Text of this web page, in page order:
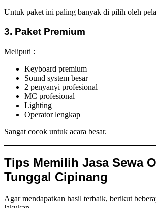
Untuk paket ini paling banyak di pilih oleh
3. Paket Premium
Meliputi :
Keyboard premium
Sound system besar
2 penyanyi profesional
MC profesional
Lighting
Operator lengkap
Sangat cocok untuk acara besar.
Tips Memilih Jasa Sewa
Tunggal Cipinang
Agar mendapatkan hasil terbaik, berikut